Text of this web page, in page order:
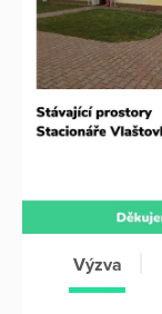
Výzva